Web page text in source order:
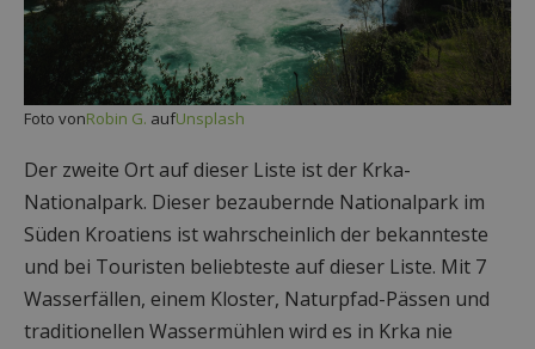
Foto vonRobin G. aufUnsplash
Der zweite Ort auf dieser Liste ist der Krka-
Nationalpark. Dieser bezaubernde Nationalpark im
Süden Kroatiens ist wahrscheinlich der bekannteste
und bei Touristen beliebteste auf dieser Liste. Mit 7
Wasserfällen, einem Kloster, Naturpfad-Pässen und
traditionellen Wassermühlen wird es in Krka nie